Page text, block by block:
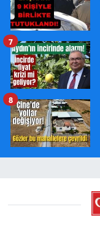
7
8